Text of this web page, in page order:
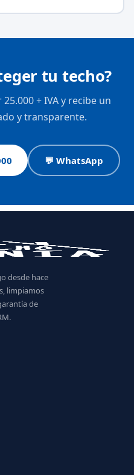
tu techo?
+ IVA y recibe un
y transparente.
💬 WhatsApp
desde hace
limpiamos
de